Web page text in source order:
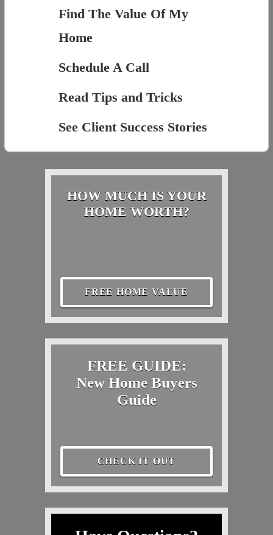
Find The Value Of My
Home
Schedule A Call
Read Tips and Tricks
See Client Success Stories
HOW MUCH IS YOUR
HOME WORTH?
FREE HOME VALUE
FREE GUIDE:
New Home Buyers
Guide
CHECK IT OUT